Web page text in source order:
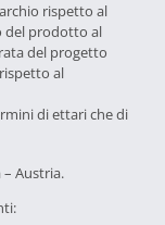
rispetto al
del prodotto al
del progetto
al
di ettari che di
Austria.